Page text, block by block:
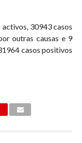
30943 casos
outras causas e 9
casos positivos